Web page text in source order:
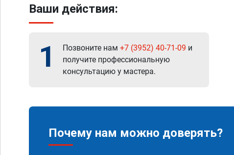
Ваши действия:
1 Позвоните нам +7 (3952) 40-71-09 и
получите профессиональную
консультацию у мастера.
Почему нам можно доверять?